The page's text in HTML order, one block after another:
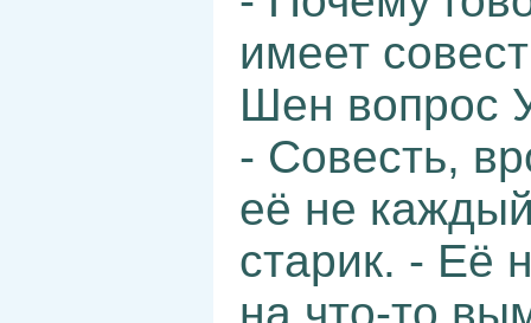
имеет
Шен вопрос
- Совесть,
её не
старик. - Её
на что-то